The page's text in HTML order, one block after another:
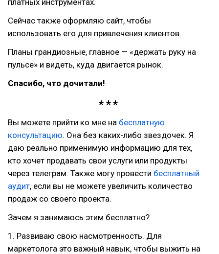
платных инструментах.
Сейчас также оформляю сайт, чтобы
использовать его для привлечения клиентов.
Планы грандиозные, главное — «держать руку на
пульсе» и видеть, куда двигается рынок.
Спасибо, что дочитали!
Вы можете прийти ко мне на бесплатную
консультацию. Она без каких-либо звездочек. Я
даю реально применимую информацию для тех,
кто хочет продавать свои услуги или продукты
через телеграм. Также могу провести бесплатный
аудит, если вы не можете увеличить количество
продаж со своего проекта.
Зачем я занимаюсь этим бесплатно?
1. Развиваю свою насмотренность. Для
маркетолога это важный навык, чтобы выжить на